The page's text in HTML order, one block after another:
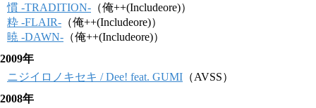
慣 -TRADITION- （俺++(Includeore)）
粋 -FLAIR- （俺++(Includeore)）
暁 -DAWN- （俺++(Includeore)）
2009年
ニジイロノキセキ / Dee! feat. GUMI （AVSS）
2008年